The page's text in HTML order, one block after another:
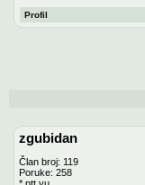
Profil
zgubidan
Član broj: 119
Poruke: 258